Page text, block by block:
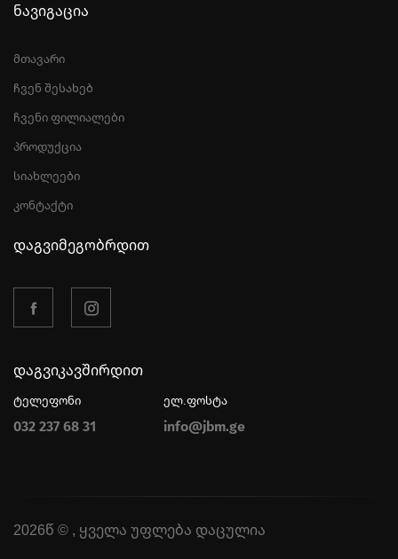
ნავიგაცია
მთავარი
ჩვენ შესახებ
ჩვენი ფილიალები
პროდუქცია
სიახლეები
კონტაქტი
დაგვიმეგობრდით
დაგვიკავშირდით
ტელეფონი
032 237 68 31
ელ.ფოსტა
info@jbm.ge
2026წ © , ყველა უფლება დაცულია